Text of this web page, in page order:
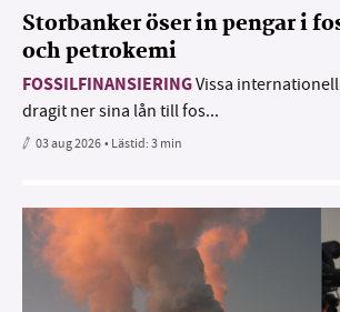
Storbanker öser in pengar i
och petrokemi
FOSSILFINANSIERINGVissa
dragit ner sina lån till fos...
03 aug 2026• Lästid:3 min